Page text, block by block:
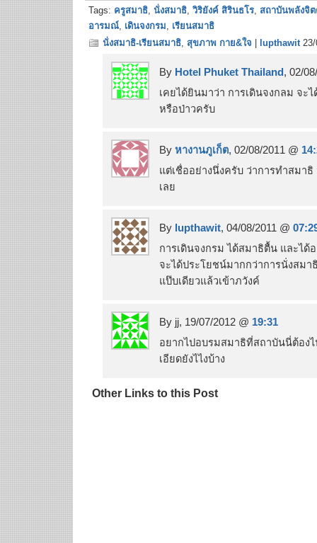
Tags: ครูสมาธิ, นั่งสมาธิ, วิริยังค์ สิรินธโร, สถาบันพลังจิ
อารมณ์, เดินจงกรม, เรียนสมาธิ
นั่งสมาธิ-เรียนสมาธิ, สุขภาพ กาย&ใจ lupthawit23/
By Hotel Phuket Thailand , 02/
เคยได้ยินมาว่า การเดินจงกลม จะ
หรือป่าวครับ
By หางานภูเก็ต, 02/08/2011 @
แต่เชื่ออย่างนึ่งครับ ว่าการทำสมา
เลย
By lupthawit, 04/08/2011 @
การเดินจงกรม ได้สมาธิตื้น และได้
จะได้ประโยชน์มากกว่าการนั่งสม
แป๊บเดียวแล้วเข้าภวังค์
By jj, 19/07/2012 @ 19:31
อยากไปอบรมสมาธิที่สถาบันนี่ต้อง
เอียดยังไไงบ้าง
Other Links to this Post